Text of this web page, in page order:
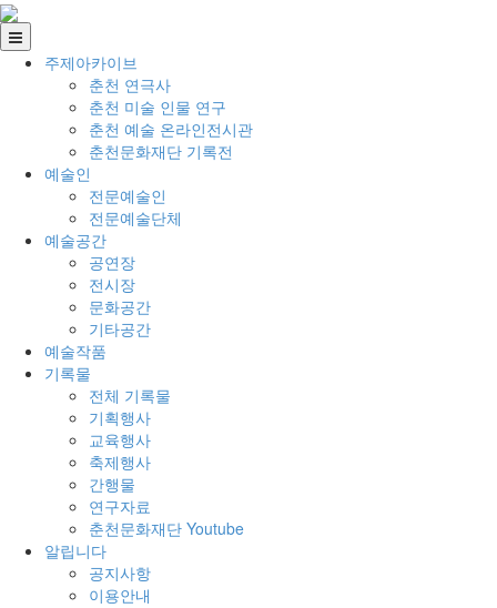
주제아카이브
춘천 연극사
춘천 미술 인물 연구
춘천 예술 온라인전시관
춘천문화재단 기록전
예술인
전문예술인
전문예술단체
예술공간
공연장
전시장
문화공간
기타공간
예술작품
기록물
전체 기록물
기획행사
교육행사
축제행사
간행물
연구자료
춘천문화재단 Youtube
알립니다
공지사항
이용안내